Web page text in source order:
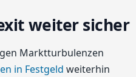
weiter sicher
Marktturbulenzen
in Festgeld weiterhin